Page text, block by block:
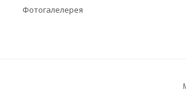
Фотогалелерея